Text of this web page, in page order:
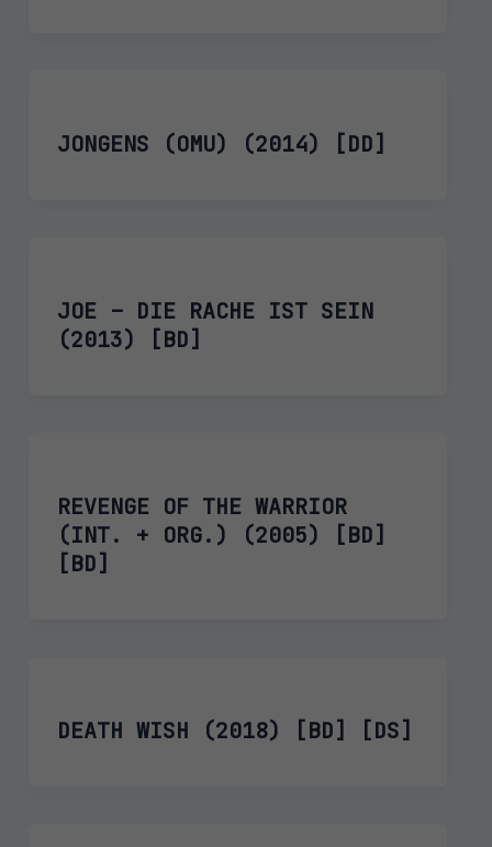
JONGENS (OMU) (2014) [DD]
JOE – DIE RACHE IST SEIN
(2013) [BD]
REVENGE OF THE WARRIOR
(INT. + ORG.) (2005) [BD]
[BD]
DEATH WISH (2018) [BD] [DS]